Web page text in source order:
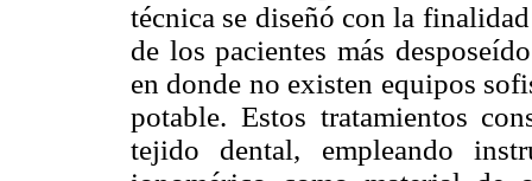
técnica se diseñó con la
de los pacientes más
en donde no existen equipos
potable. Estos tratamientos
tejido dental, empleando